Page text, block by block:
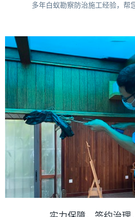
多年白蚁勘察防治施工经验，帮